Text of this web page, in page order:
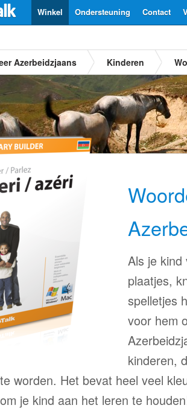
Contact
Ondersteuning
Winkel
Azerbeidzjaans Kinderen
Als je kind
plaatjes,
spelletjes
voor hem
kinderen,
worden. Het bevat heel veel
je kind aan het leren te